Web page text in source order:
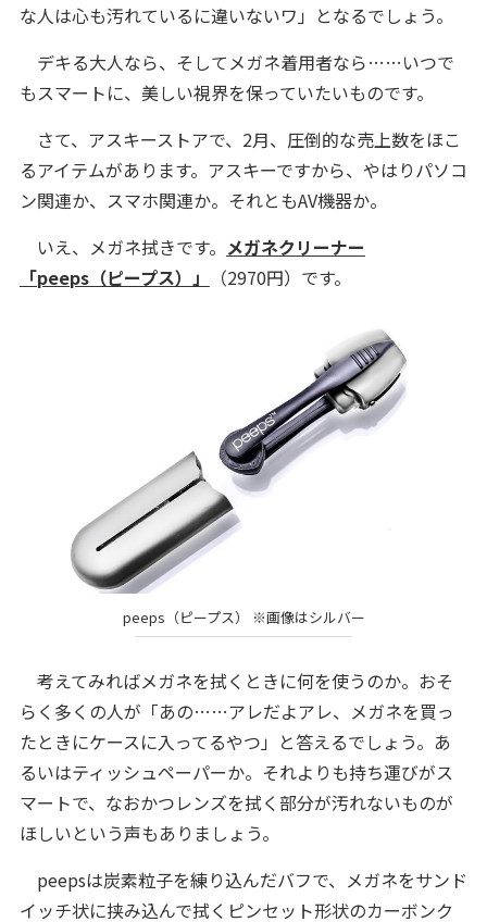
な人は心も汚れているに違いないワ」となるでしょう。
デキる大人なら、そしてメガネ着用者なら……いつで
もスマートに、美しい視界を保っていたいものです。
さて、アスキーストアで、2月、圧倒的な売上数をほこ
るアイテムがあります。アスキーですから、やはりパソコ
ン関連か、スマホ関連か。それともAV機器か。
いえ、メガネ拭きです。 メガネクリーナー
「peeps（ピープス）」
（2970円）です。
peeps（ピープス） ※画像はシルバー
考えてみればメガネを拭くときに何を使うのか。おそ
らく多くの人が「あの……アレだよアレ、メガネを買っ
たときにケースに入ってるやつ」と答えるでしょう。あ
るいはティッシュペーパーか。それよりも持ち運びがス
マートで、なおかつレンズを拭く部分が汚れないものが
ほしいという声もありましょう。
peepsは炭素粒子を練り込んだバフで、メガネをサンド
イッチ状に挟み込んで拭くピンセット形状のカーボンク